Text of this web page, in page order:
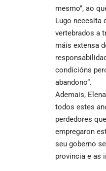
mesmo”, ao
Lugo necesita
vertebrados a
máis extensa
condicións
abandono”.
Ademais,
todos estes
perdedores
empregaron
seu goberno
provincia e as